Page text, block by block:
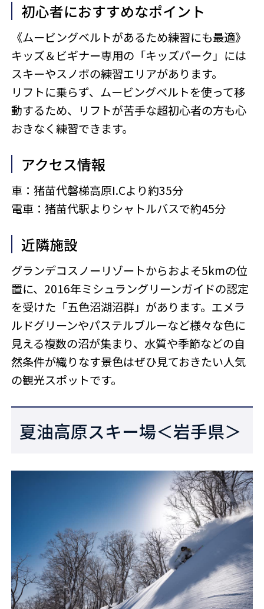
初心者におすすめなポイント
《ムービングベルトがあるため練習にも最適》
キッズ＆ビギナー専用の「キッズパーク」には
スキーやスノボの練習エリアがあります。
リフトに乗らず、ムービングベルトを使って移
動するため、リフトが苦手な超初心者の方も心
おきなく練習できます。
アクセス情報
車：猪苗代磐梯高原I.Cより約35分
電車：猪苗代駅よりシャトルバスで約45分
近隣施設
グランデコスノーリゾートからおよそ5kmの位
置に、2016年ミシュラングリーンガイドの認定
を受けた「五色沼湖沼群」があります。エメラ
ルドグリーンやパステルブルーなど様々な色に
見える複数の沼が集まり、水質や季節などの自
然条件が織りなす景色はぜひ見ておきたい人気
の観光スポットです。
夏油高原スキー場＜岩手県＞